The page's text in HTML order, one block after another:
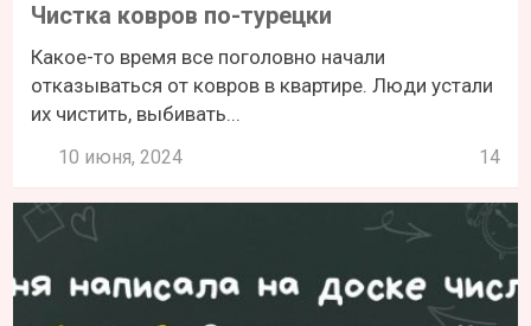
Чистка ковров по-турецки
Какое-то время все поголовно начали
отказываться от ковров в квартире. Люди устали
их чистить, выбивать...
10 июня, 2024 14